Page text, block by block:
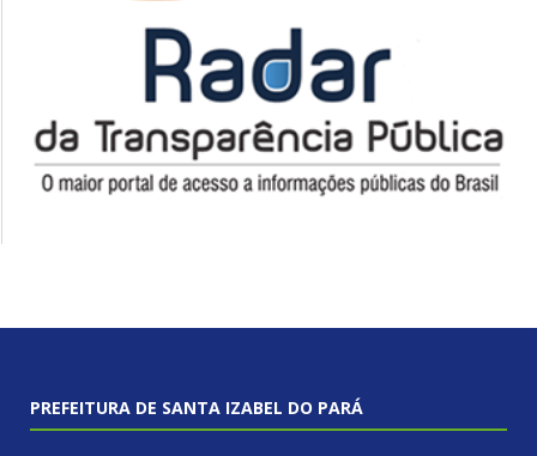
PREFEITURA DE SANTA IZABEL DO PARÁ